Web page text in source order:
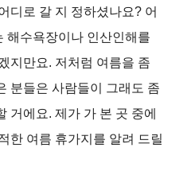
디로 갈 지 정하셨나요? 어
해수욕장이나 인산인해를
지만요. 저처럼 여름을 좀
분들은 사람들이 그래도 좀
거에요. 제가 가 본 곳 중에
한 여름 휴가지를 알려 드릴